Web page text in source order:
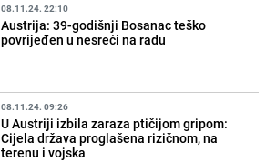
08.11.24. 22:10
Austrija: 39-godišnji Bosanac teško
povrijeđen u nesreći na radu
08.11.24. 09:26
U Austriji izbila zaraza ptičijom gripom:
Cijela država proglašena rizičnom, na
terenu i vojska